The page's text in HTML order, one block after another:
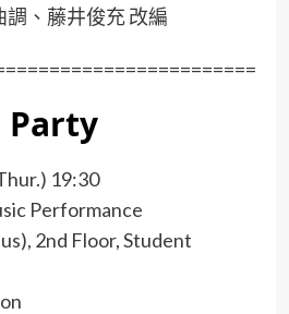
、藤井俊充 改編
Party
19:30
Performance
2nd Floor, Student